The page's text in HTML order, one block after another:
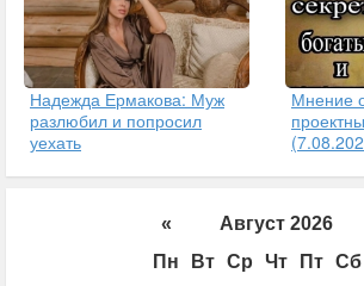
Надежда Ермакова: Муж
разлюбил и попросил
уехать
Мнение
«
Август 2026
Пн
Вт Ср Чт Пт Сб